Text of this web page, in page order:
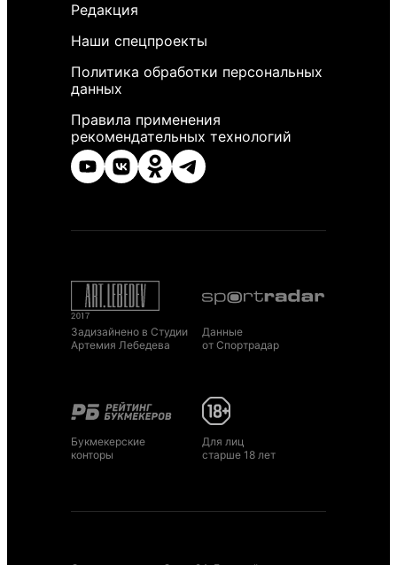
Редакция
Наши спецпроекты
Политика обработки персональных
данных
Правила применения
рекомендательных технологий
Задизайнено в Студии
Артемия Лебедева
Данные
от Спортрадар
Букмекерские
конторы
Для лиц
старше 18 лет